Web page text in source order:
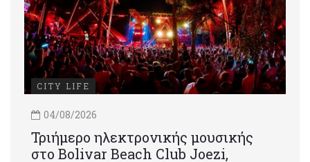
CITY LIFE
04/08/2026
Τριήμερο ηλεκτρονικής μουσικής
στο Bolivar Beach Club Joezi,